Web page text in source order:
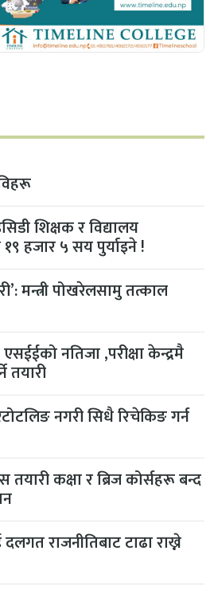
शिक्षक र विद्यालय
१९ हजार ५ सय पुर्याइने !
मन्त्री पोखरेलसामु तत्काल
नतिजा ,परीक्षा केन्द्रमै
तयारी
नगरी सिधै रिचेकिङ गर्न
तयारी कक्षा र ब्रिज कोर्सहरू बन्द
राजनीतिबाट टाढा राख्ने